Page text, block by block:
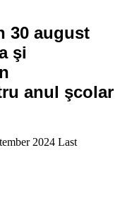
30 august
şi
anul şcolar
2024 Last